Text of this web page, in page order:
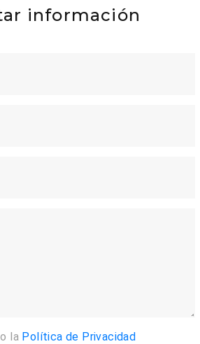
información
la Política de Privacidad